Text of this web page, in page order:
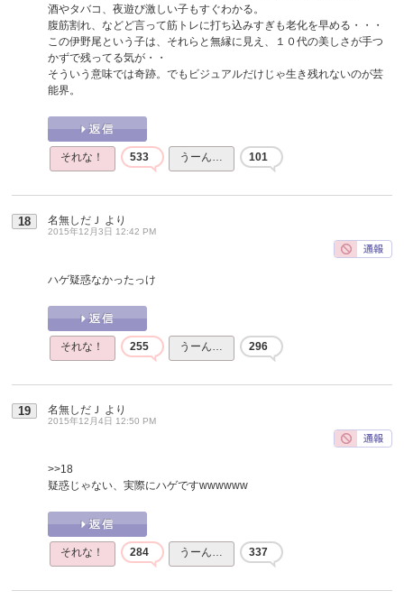
酒やタバコ、夜遊び激しい子もすぐわかる。
腹筋割れ、などど言って筋トレに打ち込みすぎも老化を早める・・・
この伊野尾という子は、それらと無縁に見え、１０代の美しさが手つ
かずで残ってる気が・・
そういう意味では奇跡。でもビジュアルだけじゃ生き残れないのが芸
能界。
それな！ 533 うーん… 101
18 名無しだＪ より
2015年12月3日 12:42 PM
ハゲ疑惑なかったっけ
それな！ 255 うーん… 296
19 名無しだＪ より
2015年12月4日 12:50 PM
>>18
疑惑じゃない、実際にハゲですwwwwww
それな！ 284 うーん… 337